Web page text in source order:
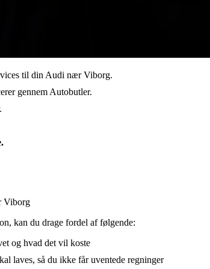
til din Audi nær Viborg.
gennem Autobutler.
Viborg
kan du drage fordel af følgende:
og hvad det vil koste
laves, så du ikke får uventede regninger